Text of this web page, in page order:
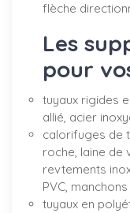
flèche
Les
pour
tuyaux rigides
allié, acier
calorifuges de
roche, laine de
revtements
PVC,
tuyaux en